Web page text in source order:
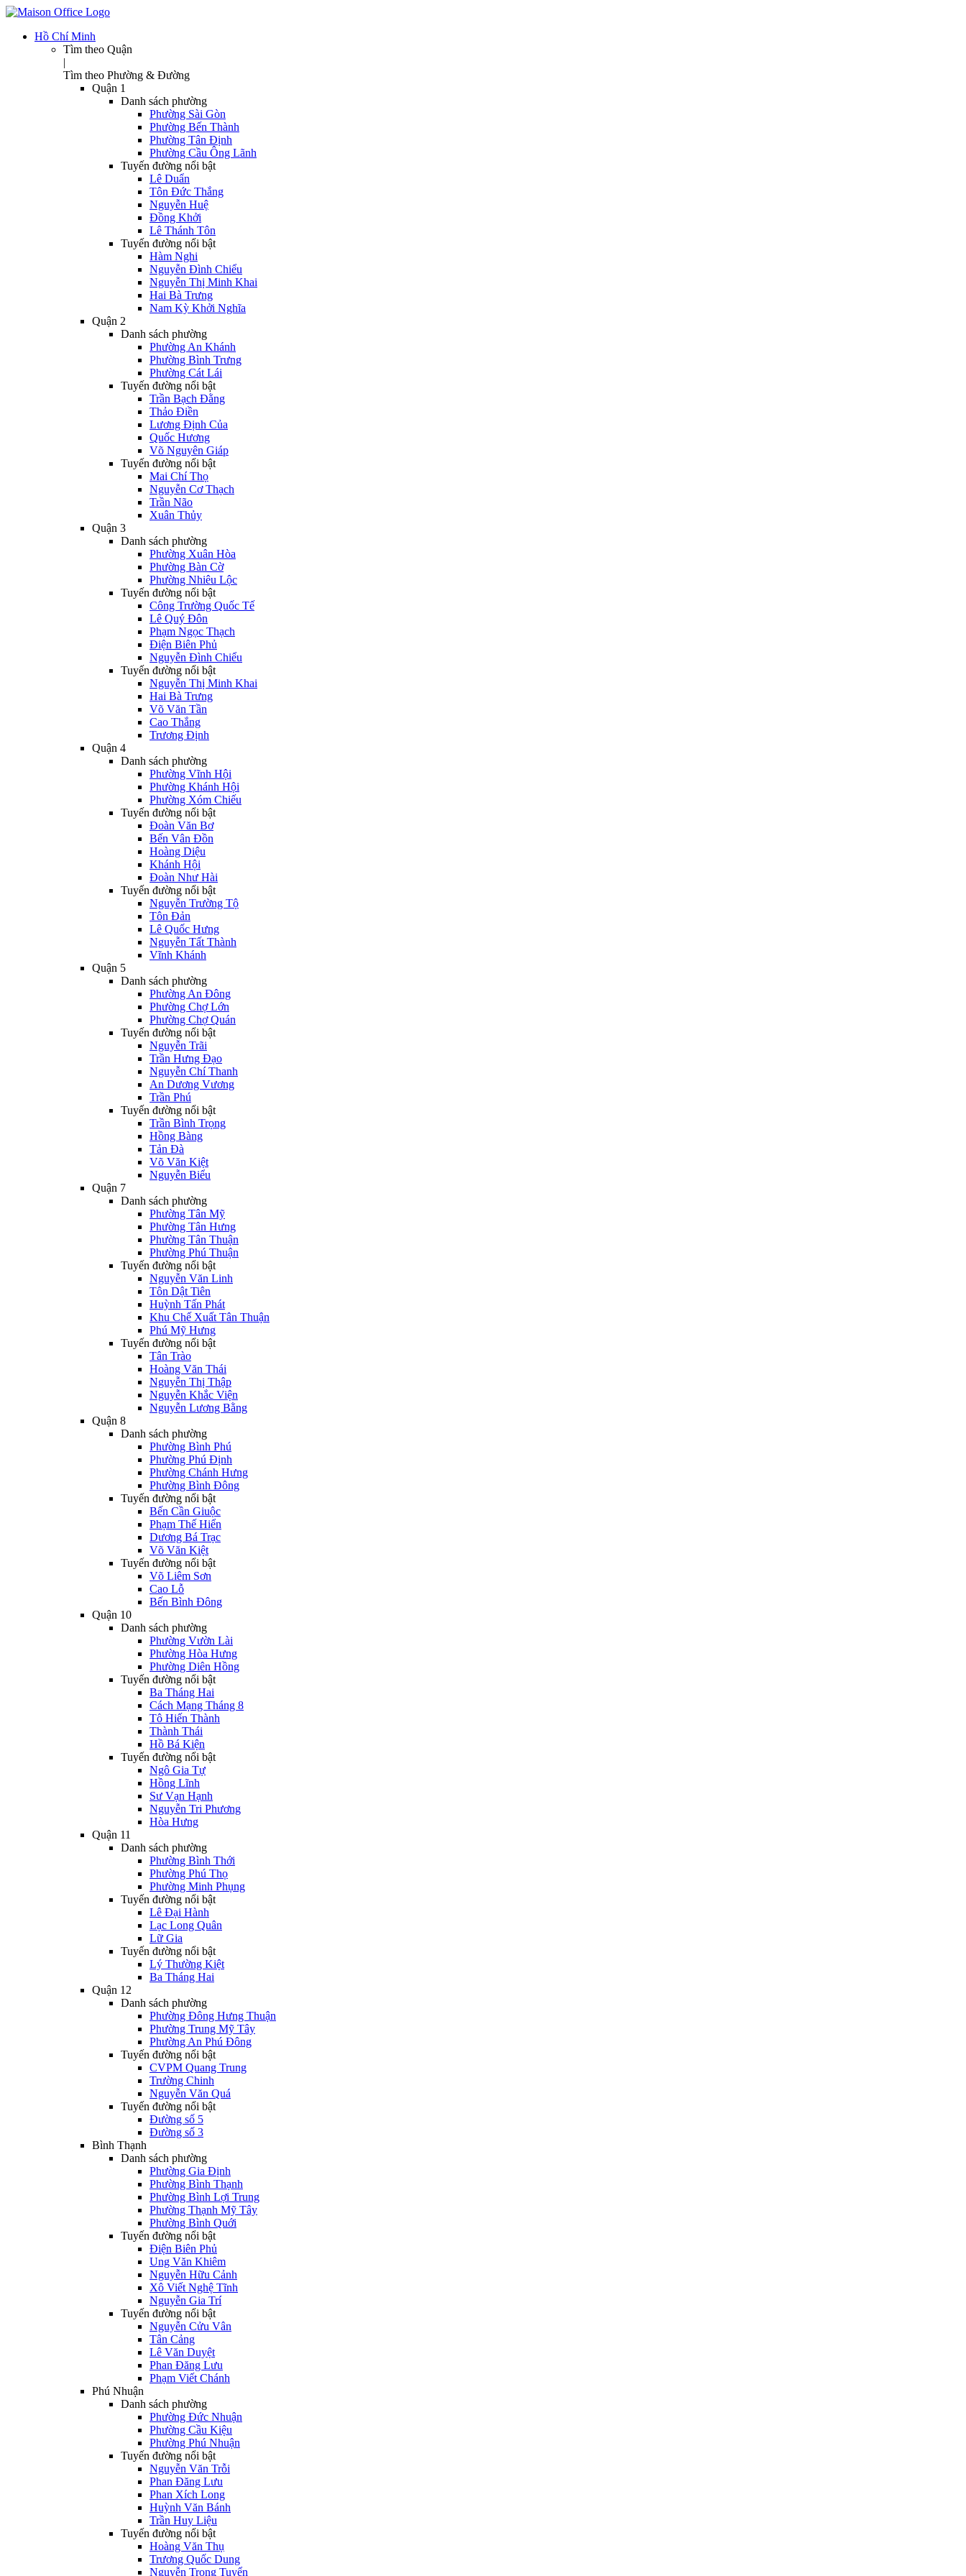
Hồ Chí Minh
Tìm theo Quận
|
Tìm theo Phường & Đường
Quận 1
Danh sách phường
Phường Sài Gòn
Phường Bến Thành
Phường Tân Định
Phường Cầu Ông Lãnh
Tuyến đường nổi bật
Lê Duẩn
Tôn Đức Thắng
Nguyễn Huệ
Đồng Khởi
Lê Thánh Tôn
Tuyến đường nổi bật
Hàm Nghi
Nguyễn Đình Chiểu
Nguyễn Thị Minh Khai
Hai Bà Trưng
Nam Kỳ Khởi Nghĩa
Quận 2
Danh sách phường
Phường An Khánh
Phường Bình Trưng
Phường Cát Lái
Tuyến đường nổi bật
Trần Bạch Đằng
Thảo Điền
Lương Định Của
Quốc Hương
Võ Nguyên Giáp
Tuyến đường nổi bật
Mai Chí Thọ
Nguyễn Cơ Thạch
Trần Não
Xuân Thủy
Quận 3
Danh sách phường
Phường Xuân Hòa
Phường Bàn Cờ
Phường Nhiêu Lộc
Tuyến đường nổi bật
Công Trường Quốc Tế
Lê Quý Đôn
Phạm Ngọc Thạch
Điện Biên Phủ
Nguyễn Đình Chiểu
Tuyến đường nổi bật
Nguyễn Thị Minh Khai
Hai Bà Trưng
Võ Văn Tần
Cao Thắng
Trương Định
Quận 4
Danh sách phường
Phường Vĩnh Hội
Phường Khánh Hội
Phường Xóm Chiếu
Tuyến đường nổi bật
Đoàn Văn Bơ
Bến Vân Đồn
Hoàng Diệu
Khánh Hội
Đoàn Như Hài
Tuyến đường nổi bật
Nguyễn Trường Tộ
Tôn Đản
Lê Quốc Hưng
Nguyễn Tất Thành
Vĩnh Khánh
Quận 5
Danh sách phường
Phường An Đông
Phường Chợ Lớn
Phường Chợ Quán
Tuyến đường nổi bật
Nguyễn Trãi
Trần Hưng Đạo
Nguyễn Chí Thanh
An Dương Vương
Trần Phú
Tuyến đường nổi bật
Trần Bình Trọng
Hồng Bàng
Tản Đà
Võ Văn Kiệt
Nguyễn Biểu
Quận 7
Danh sách phường
Phường Tân Mỹ
Phường Tân Hưng
Phường Tân Thuận
Phường Phú Thuận
Tuyến đường nổi bật
Nguyễn Văn Linh
Tôn Dật Tiên
Huỳnh Tấn Phát
Khu Chế Xuất Tân Thuận
Phú Mỹ Hưng
Tuyến đường nổi bật
Tân Trào
Hoàng Văn Thái
Nguyễn Thị Thập
Nguyễn Khắc Viện
Nguyễn Lương Bằng
Quận 8
Danh sách phường
Phường Bình Phú
Phường Phú Định
Phường Chánh Hưng
Phường Bình Đông
Tuyến đường nổi bật
Bến Cần Giuộc
Phạm Thế Hiển
Dương Bá Trạc
Võ Văn Kiệt
Tuyến đường nổi bật
Võ Liêm Sơn
Cao Lỗ
Bến Bình Đông
Quận 10
Danh sách phường
Phường Vườn Lài
Phường Hòa Hưng
Phường Diên Hồng
Tuyến đường nổi bật
Ba Tháng Hai
Cách Mạng Tháng 8
Tô Hiến Thành
Thành Thái
Hồ Bá Kiện
Tuyến đường nổi bật
Ngô Gia Tự
Hồng Lĩnh
Sư Vạn Hạnh
Nguyễn Tri Phương
Hòa Hưng
Quận 11
Danh sách phường
Phường Bình Thới
Phường Phú Thọ
Phường Minh Phụng
Tuyến đường nổi bật
Lê Đại Hành
Lạc Long Quân
Lữ Gia
Tuyến đường nổi bật
Lý Thường Kiệt
Ba Tháng Hai
Quận 12
Danh sách phường
Phường Đông Hưng Thuận
Phường Trung Mỹ Tây
Phường An Phú Đông
Tuyến đường nổi bật
CVPM Quang Trung
Trường Chinh
Nguyễn Văn Quá
Tuyến đường nổi bật
Đường số 5
Đường số 3
Bình Thạnh
Danh sách phường
Phường Gia Định
Phường Bình Thạnh
Phường Bình Lợi Trung
Phường Thạnh Mỹ Tây
Phường Bình Quới
Tuyến đường nổi bật
Điện Biên Phủ
Ung Văn Khiêm
Nguyễn Hữu Cảnh
Xô Viết Nghệ Tĩnh
Nguyễn Gia Trí
Tuyến đường nổi bật
Nguyễn Cửu Vân
Tân Cảng
Lê Văn Duyệt
Phan Đăng Lưu
Phạm Viết Chánh
Phú Nhuận
Danh sách phường
Phường Đức Nhuận
Phường Cầu Kiệu
Phường Phú Nhuận
Tuyến đường nổi bật
Nguyễn Văn Trỗi
Phan Đăng Lưu
Phan Xích Long
Huỳnh Văn Bánh
Trần Huy Liệu
Tuyến đường nổi bật
Hoàng Văn Thụ
Trương Quốc Dung
Nguyễn Trọng Tuyển